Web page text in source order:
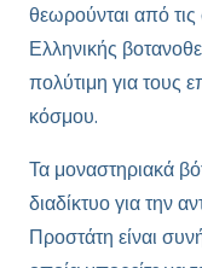
θεωρούνται από
Ελληνικής
πολύτιμη για τους
κόσμου.
Τα μοναστηριακά
διαδίκτυο για την
Προστάτη είναι